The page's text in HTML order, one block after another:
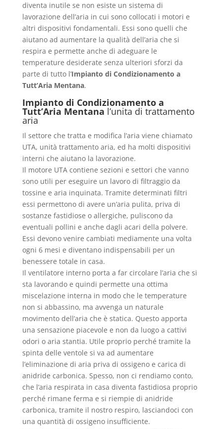
diventa inutile se non esiste un sistema di
lavorazione dell’aria in cui sono collocati i motori e
altri dispositivi fondamentali. Essi sono quelli che
aiutano ad aumentare la qualità dell’aria che si
respira e permette anche di adeguare le
temperature desiderate senza ulteriori sforzi da
parte di tutto l’Impianto di Condizionamento a
Tutt’Aria Mentana.
Impianto di Condizionamento a
Tutt’Aria Mentana l’unita di trattamento
aria
Il settore che tratta e modifica l’aria viene chiamato
UTA, unità trattamento aria, ed ha molti dispositivi
interni che aiutano la lavorazione.
Il motore UTA contiene sezioni e settori che vanno
sono utili per eseguire un lavoro di filtraggio da
tossine e aria inquinata. Tramite determinati filtri
essi permettono di avere un’aria pulita, priva di
sostanze fastidiose o allergiche, puliscono da
eventuali pollini e anche dagli acari della polvere.
Essi devono venire cambiati mediamente una volta
ogni 6 mesi e diventano indispensabili per un
benessere totale in casa.
Il ventilatore interno porta a far circolare l’aria che si
sta lavorando e quindi permette una ottima
miscelazione interna in modo che le temperature
non si abbassino, ma avvenga un naturale
movimento dell’aria che è statica. Questo apporta
una sensazione piacevole e non da luogo a cattivi
odori o aria stantia. Utile proprio perché tramite la
spinta delle ventole si va ad aumentare
l’eliminazione di aria priva di ossigeno e carica di
anidride carbonica. Spesso, non ci rendiamo conto,
che l’aria respirata in casa diventa fastidiosa proprio
perché rimane ferma e si riempie di anidride
carbonica, tramite il nostro respiro, lasciandoci con
una quantità di ossigeno insufficiente.